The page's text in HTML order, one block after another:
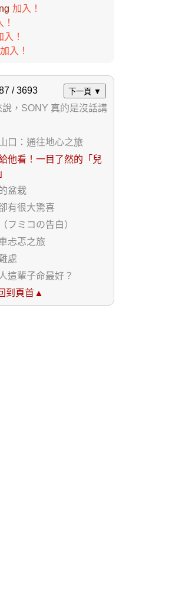
加入！
入！
加入！
/ 3693 下一頁 ▼
，SONY 真的是沒話講
口：通往地心之旅
他看！一目了然的「兒
盆栽
有很大驚喜
フミコの告白）
忐忑之旅
處
這輩子命最好？
到頁首▲